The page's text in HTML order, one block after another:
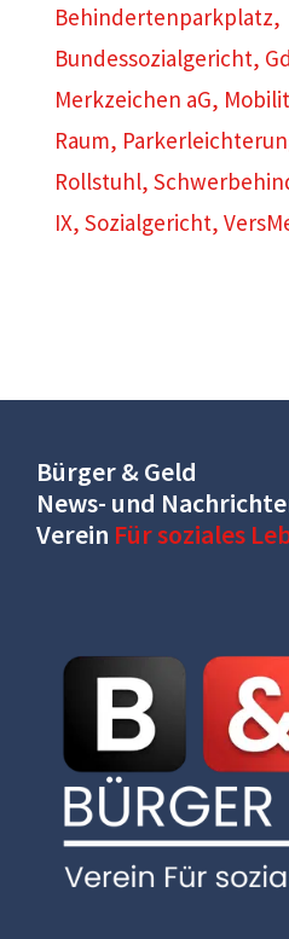
Behindertenparkplatz,
Bundessozialgericht,
Merkzeichen aG,
Raum,
Rollstuhl,
IX, Sozialgericht,
Bürger & Geld
News- und
Verein Für soziales